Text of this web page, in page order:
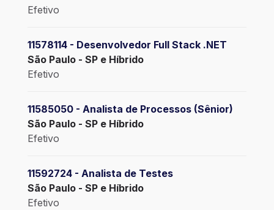
Efetivo
11578114 - Desenvolvedor Full Stack .NET
São Paulo - SP e Híbrido
Efetivo
11585050 - Analista de Processos (Sênior)
São Paulo - SP e Híbrido
Efetivo
11592724 - Analista de Testes
São Paulo - SP e Híbrido
Efetivo